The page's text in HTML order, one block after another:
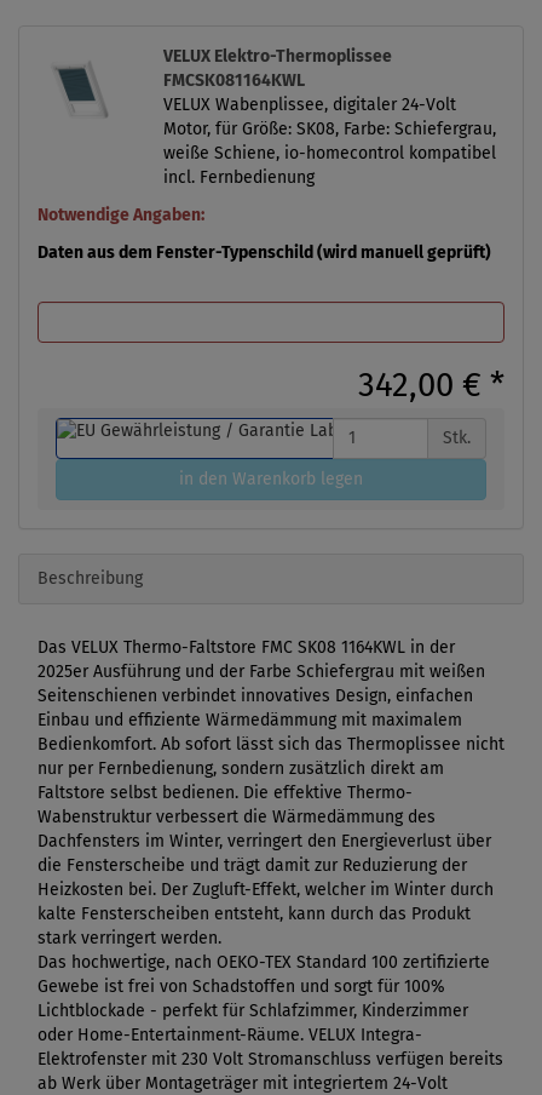
VELUX Elektro-Thermoplissee
FMCSK081164KWL
VELUX Wabenplissee, digitaler 24-Volt
Motor, für Größe: SK08, Farbe: Schiefergrau,
weiße Schiene, io-homecontrol kompatibel
incl. Fernbedienung
Notwendige Angaben:
Daten aus dem Fenster-Typenschild (wird manuell geprüft)
342,00 € *
Stk.
in den Warenkorb legen
Beschreibung
Das VELUX Thermo-Faltstore FMC SK08 1164KWL in der
2025er Ausführung und der Farbe Schiefergrau mit weißen
Seitenschienen verbindet innovatives Design, einfachen
Einbau und effiziente Wärmedämmung mit maximalem
Bedienkomfort. Ab sofort lässt sich das Thermoplissee nicht
nur per Fernbedienung, sondern zusätzlich direkt am
Faltstore selbst bedienen. Die effektive Thermo-
Wabenstruktur verbessert die Wärmedämmung des
Dachfensters im Winter, verringert den Energieverlust über
die Fensterscheibe und trägt damit zur Reduzierung der
Heizkosten bei. Der Zugluft-Effekt, welcher im Winter durch
kalte Fensterscheiben entsteht, kann durch das Produkt
stark verringert werden.
Das hochwertige, nach OEKO-TEX Standard 100 zertifizierte
Gewebe ist frei von Schadstoffen und sorgt für 100%
Lichtblockade - perfekt für Schlafzimmer, Kinderzimmer
oder Home-Entertainment-Räume. VELUX Integra-
Elektrofenster mit 230 Volt Stromanschluss verfügen bereits
ab Werk über Montageträger mit integriertem 24-Volt